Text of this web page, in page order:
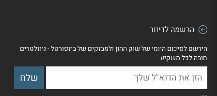
הרשמה לדיוור
הירשם לסיכום היומי של שוק ההון ולמבזקים של ביזפורטל - ניוזלטרים
חובה לכל משקיע